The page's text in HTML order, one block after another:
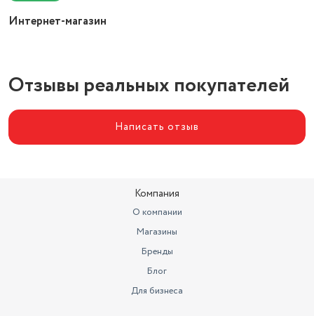
Интернет-магазин
Отзывы реальных покупателей
Написать отзыв
Компания
О компании
Магазины
Бренды
Блог
Для бизнеса